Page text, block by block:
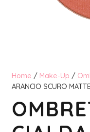
Home / Make-Up /
ARANCIO SCURO